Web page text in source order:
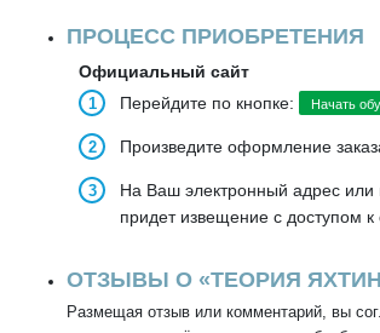
ПРОЦЕСС ПРИОБРЕТЕНИЯ
Официальный сайт
Перейдите по кнопке:
Начать
Произведите оформление
На Ваш электронный адрес или
придет извещение с доступом к
ОТЗЫВЫ О «ТЕОРИЯ
Размещая отзыв или комментарий, вы